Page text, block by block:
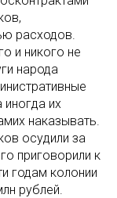
расходов.
и никого не
народа
их
наказывать.
осудили за
приговорили к
годам колонии
рублей.